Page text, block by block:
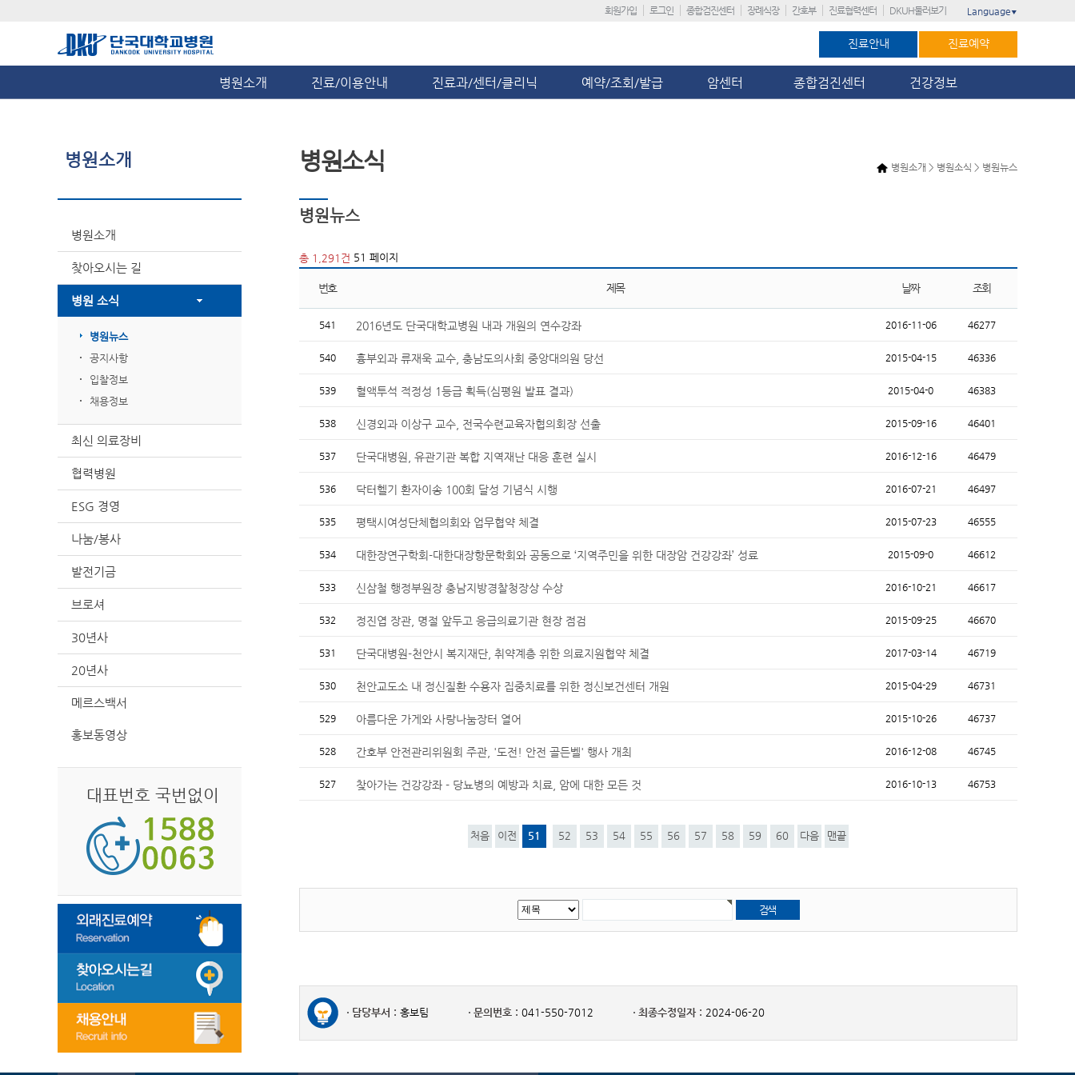
회원가입 로그인 종합검진센터 장례식장 간호부 진료협력센터 DKUH둘러보기 Language ▼
진료안내 진료예약
병원소개 진료/이용안내 진료과/센터/클리닉 예약/조회/발급 암센터 종합검진센터 건강정보
병원소개
병원소개
찾아오시는 길
병원 소식
병원뉴스
공지사항
입찰정보
채용정보
최신 의료장비
협력병원
ESG 경영
나눔/봉사
발전기금
브로셔
30년사
20년사
메르스백서
홍보동영상
대표번호 국번없이
병원소개 > 병원소식 > 병원뉴스
병원소식
병원뉴스
총 1,291건 51 페이지
번호 제목 날짜 조회
541 2016년도 단국대학교병원 내과 개원의 연수강좌 2016-11-06 46277
540 흉부외과 류재욱 교수, 충남도의사회 중앙대의원 당선 2015-04-15 46336
539 혈액투석 적정성 1등급 획득(심평원 발표 결과) 2015-04-0 46383
538 신경외과 이상구 교수, 전국수련교육자협의회장 선출 2015-09-16 46401
537 단국대병원, 유관기관 복합 지역재난 대응 훈련 실시 2016-12-16 46479
536 닥터헬기 환자이송 100회 달성 기념식 시행 2016-07-21 46497
535 평택시여성단체협의회와 업무협약 체결 2015-07-23 46555
534 대한장연구학회-대한대장항문학회와 공동으로 ‘지역주민을 위한 대장암 건강강좌’ 성료 2015-09-0 46612
533 신삼철 행정부원장 충남지방경찰청장상 수상 2016-10-21 46617
532 정진엽 장관, 명절 앞두고 응급의료기관 현장 점검 2015-09-25 46670
531 단국대병원-천안시 복지재단, 취약계층 위한 의료지원협약 체결 2017-03-14 46719
530 천안교도소 내 정신질환 수용자 집중치료를 위한 정신보건센터 개원 2015-04-29 46731
529 아름다운 가게와 사랑나눔장터 열어 2015-10-26 46737
528 간호부 안전관리위원회 주관, '도전! 안전 골든벨' 행사 개최 2016-12-08 46745
527 찾아가는 건강강좌 - 당뇨병의 예방과 치료, 암에 대한 모든 것 2016-10-13 46753
처음 이전 51 52 53 54 55 56 57 58 59 60 다음 맨끝
담당부서 : 홍보팀 문의번호 : 041-550-7012 최종수정일자 : 2024-06-20